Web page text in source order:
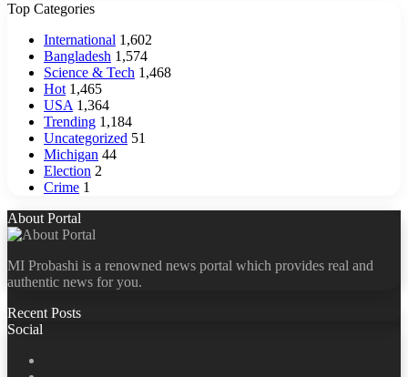
Top Categories
International 1,602
Bangladesh 1,574
Science & Tech 1,468
Hot 1,465
USA 1,364
Trending 1,184
Uncategorized 51
Michigan 44
Election 2
Crime 1
About Portal
MI Probashi is a renowned news portal which provides real and
authentic news for you.
Recent Posts
Social